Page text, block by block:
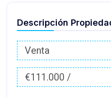
Descripción
Venta
€111.000 /